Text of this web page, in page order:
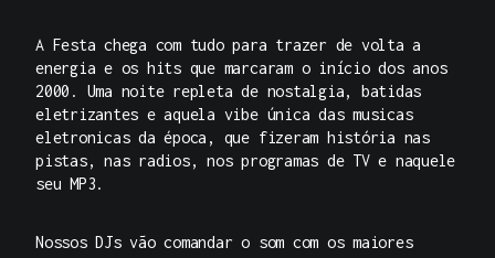
A Festa chega com tudo para trazer de volta a
energia e os hits que marcaram o início dos anos
2000. Uma noite repleta de nostalgia, batidas
eletrizantes e aquela vibe única das musicas
eletronicas da época, que fizeram história nas
pistas, nas radios, nos programas de TV e naquele
seu MP3.
Nossos DJs vão comandar o som com os maiores